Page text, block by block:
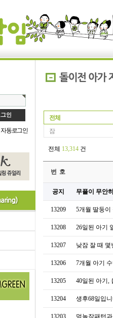
자동로그인
전체
잠
전체 13,314 건
번 호
공지 무플이 무안
13209 5개월 딸둥이
13208 26일된 아기
13207 낮잠 잘 때 몇
13206 7개월 아기
13205 40일된 아기,
13204 생후68일입
13203 먹놀잠패턴